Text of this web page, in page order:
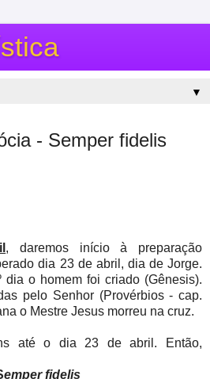
▼
- Semper fidelis
, daremos início à preparação
dia 23 de abril, dia de Jorge.
dia o homem foi criado (Gênesis).
pelo Senhor (Provérbios - cap.
o Mestre Jesus morreu na cruz.
até o dia 23 de abril. Então,
emper fidelis